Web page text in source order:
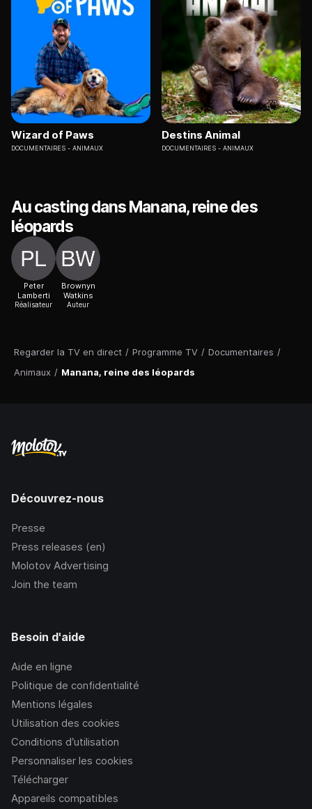
Regarder la TV en direct / Programme TV / Documentaires /
Animaux / Manana, reine des léopards
Wizard of Paws
DOCUMENTAIRES ANIMAUX
Destins Animal
DOCUMENTAIRES ANIMAUX
Au casting dans Manana, reine des
léopards
Peter
Lamberti
Réalisateur
Brownyn
Watkins
Auteur
Découvrez-nous
Presse
Press releases (en)
Molotov Advertising
Join the team
Besoin d'aide
Aide en ligne
Politique de confidentialité
Mentions légales
Utilisation des cookies
Conditions d’utilisation
Personnaliser les cookies
Télécharger
Appareils compatibles